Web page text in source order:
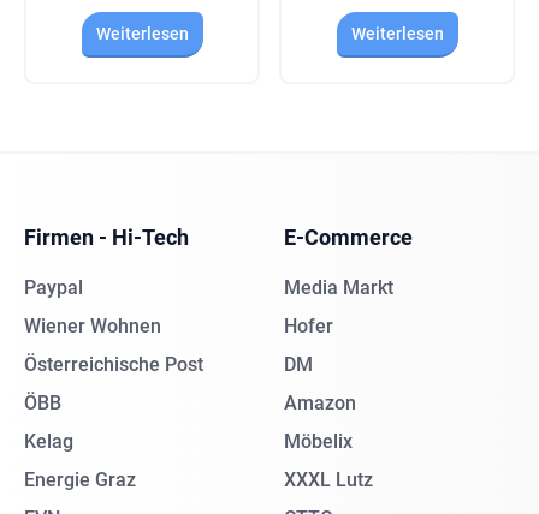
Weiterlesen Weiterlesen
Firmen - Hi-Tech
Paypal
Wiener Wohnen
Österreichische Post
ÖBB
Kelag
Energie Graz
E-Commerce
Media Markt
Hofer
DM
Amazon
Möbelix
XXXL Lutz